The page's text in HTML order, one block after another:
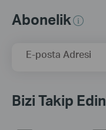
Abonelik
E-posta Adresi
Bizi Takip Edin